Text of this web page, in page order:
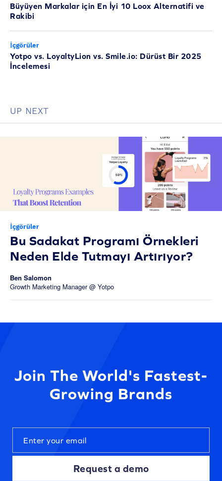
Büyüyen Markalar için En İyi 10 Loox Alternatifi ve
Rakibi
İçgörüler
Yotpo vs. LoyaltyLion vs. Smile.io: Dürüst Bir 2025
İncelemesi
UP NEXT
İçgörüler
Bu Sadakat Programı Örnekleri
Neden Elde Tutmayı Artırıyor?
Ben Salomon
Growth Marketing Manager @ Yotpo
Join The World's Fastest-
Growing Brands
Request a demo